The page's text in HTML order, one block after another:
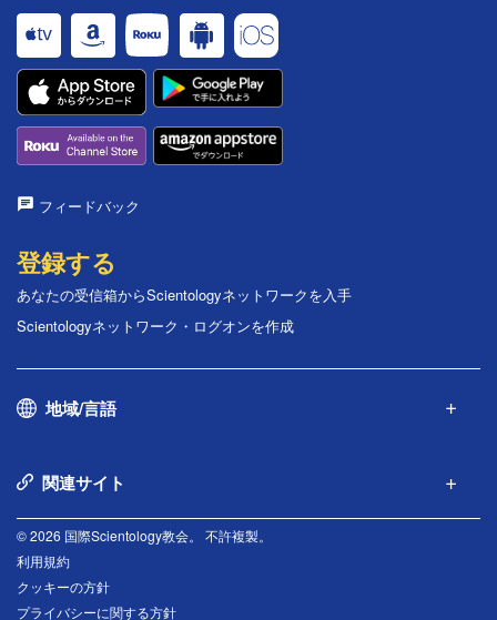
フィードバック
登録する
あなたの受信箱からScientologyネットワークを入手
Scientologyネットワーク・ログオンを作成
地域/言語
関連サイト
© 2026 国際Scientology教会。 不許複製。
利用規約
クッキーの方針
プライバシーに関する方針